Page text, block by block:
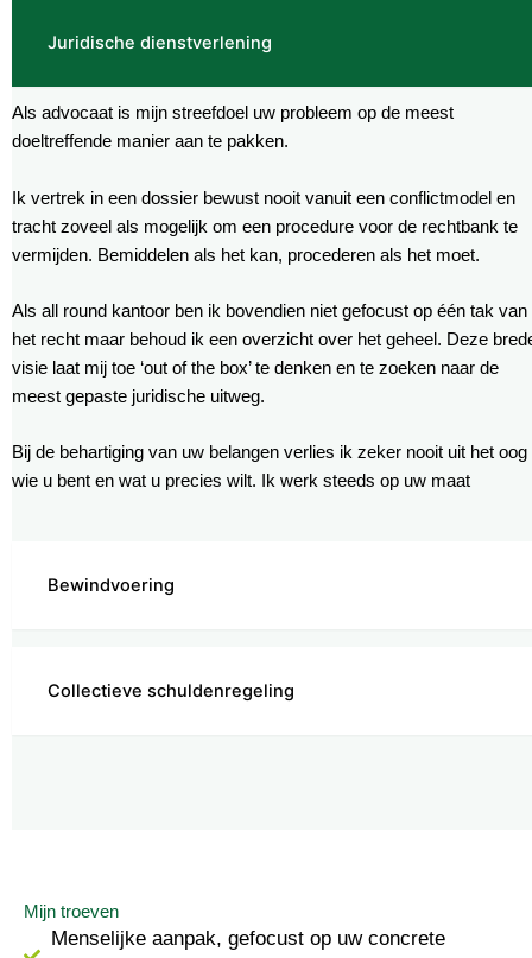
Juridische dienstverlening
Bewindvoering
Collectieve schuldenregeling
Als advocaat is mijn streefdoel uw probleem op de meest
doeltreffende manier aan te pakken.
Ik vertrek in een dossier bewust nooit vanuit een conflictmodel en
tracht zoveel als mogelijk om een procedure voor de rechtbank te
vermijden. Bemiddelen als het kan, procederen als het moet.
Als all round kantoor ben ik bovendien niet gefocust op één tak van
het recht maar behoud ik een overzicht over het geheel. Deze
visie laat mij toe ‘out of the box’ te denken en te zoeken naar de
meest gepaste juridische uitweg.
Bij de behartiging van uw belangen verlies ik zeker nooit uit het oog
wie u bent en wat u precies wilt. Ik werk steeds op uw maat
Mijn troeven
Menselijke aanpak, gefocust op uw concrete